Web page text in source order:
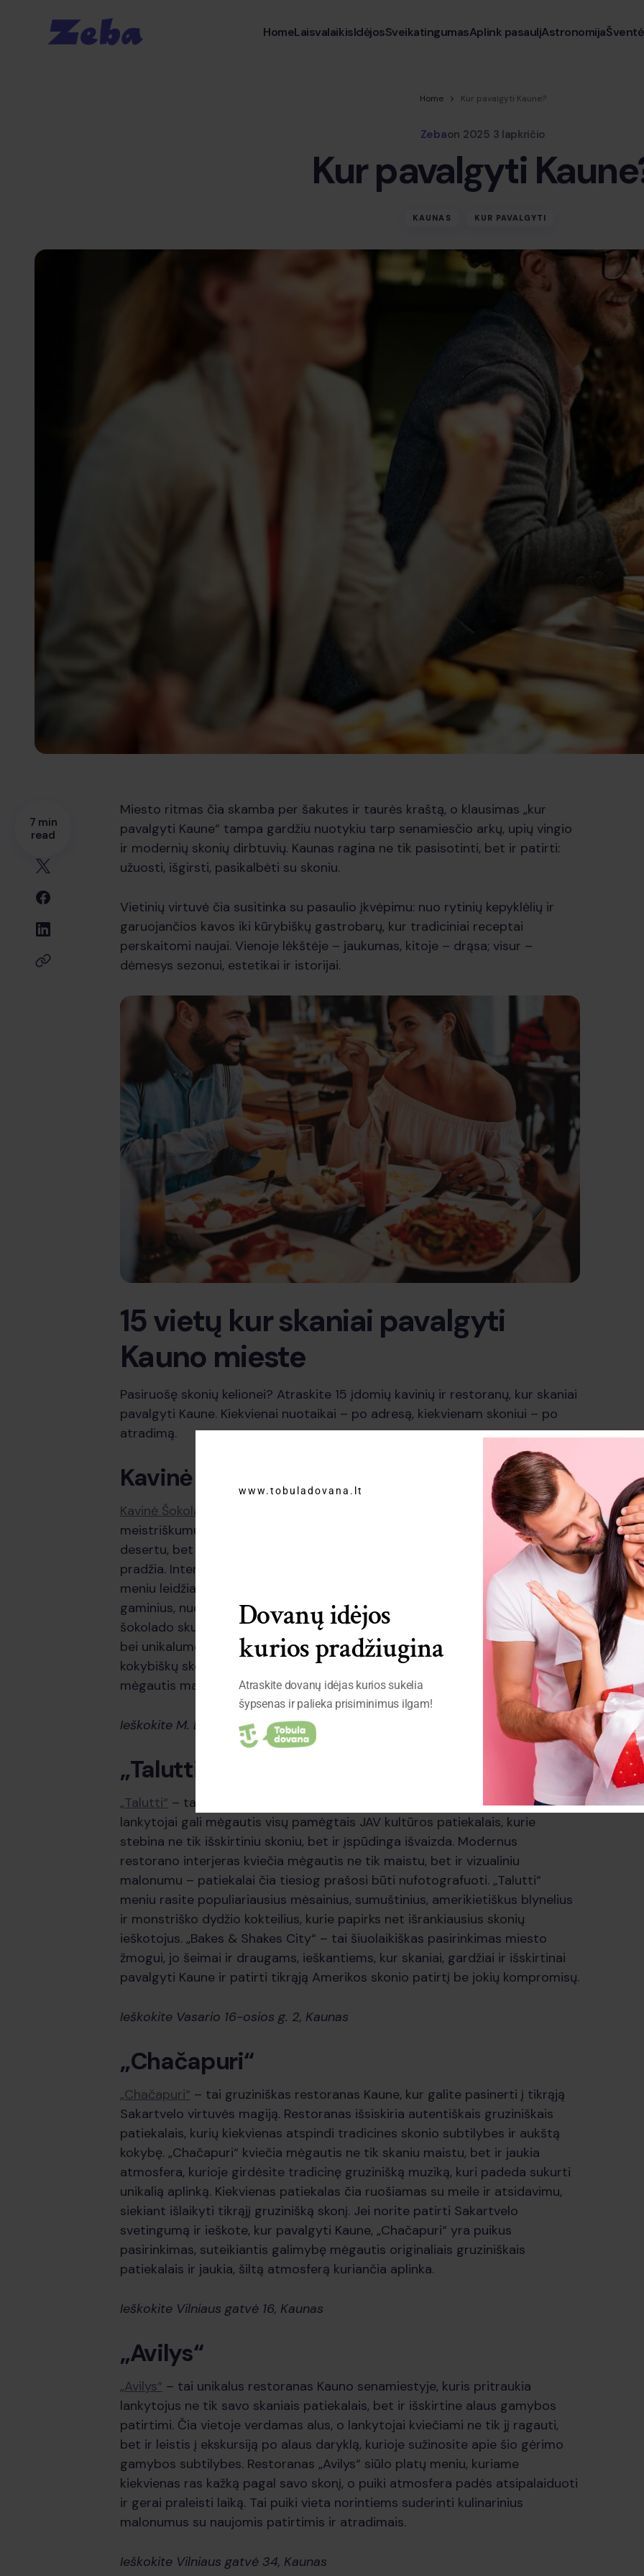
HomeLaisvalaikisIdėjosSveikatingumasAplink pasaulįAstronomija
Home Kur pavalgyti Kaune?
Zebaon 2025 3 lapkričio
Kur pavalgyti
KAUNAS KUR PAVALGYTI
7 min
read
Miesto ritmas čia skamba per šakutes ir taurės kraštą, o klausimas „kur
pavalgyti Kaune“ tampa gardžiu nuotykiu tarp senamiesčio arkų, upių vingio
ir modernių skonių dirbtuvių. Kaunas ragina ne tik pasisotinti, bet ir patirti:
užuosti, išgirsti, pasikalbėti su skoniu.
Vietinių virtuvė čia susitinka su pasaulio įkvėpimu: nuo rytinių kepyklėlių ir
garuojančios kavos iki kūrybiškų gastrobarų, kur tradiciniai receptai
perskaitomi naujai. Vienoje lėkštėje – jaukumas, kitoje – drąsa; visur –
dėmesys sezonui, estetikai ir istorijai.
15 vietų kur skaniai pavalgyti
Kauno mieste
Pasiruošę skonių kelionei? Atraskite 15 įdomių kavinių ir restoranų, kur skaniai
pavalgyti Kaune. Kiekvienai nuotaikai – po adresą, kiekvienam skoniui – po
atradimą.
Kavinė „Šokoladinė“
Kavinė Šokoladinė
Kauno senamiesčio gatvėse pasižymi šokolado
meistriškumu ir gurmaniška atmosfera. Joje šokoladas tampa ne tik maloniu
desertu, bet ir meniniu kūriniu, o kiekvienas apsilankymas – skanios kelionės
pradžia. Interjeras kviečia atsipalaiduoti, o reguliariai atnaujinamas maisto
meniu leidžia visiems atrasti naujų skonių. Čia rasite įvairiausius šokolado
gaminius, nuo rankų darbo saldainių su įvairiais užpildais iki prabangių
šokolado skulptūrų. „Šokoladinė” yra ne tik šokolado, bet ir puikaus maisto
bei unikalumo simbolis, pritraukiantis maisto mėgėjus iš visų kampų ieškoti
kokybiškų skonių ir autentiškos patirties. Tai vieta, kur galite leisti laiką,
mėgautis maistu ir jausti kavinės unikalumą.
Ieškokite M. Daukšos g. 48, 44269 Kaunas
„Talutti“
„Talutti“ – tai restoranas, atnešantis Amerikos skonį tiesiai į Kauno širdį. Čia
lankytojai gali mėgautis visų pamėgtais JAV kultūros patiekalais, kurie
stebina ne tik išskirtiniu skoniu, bet ir įspūdinga išvaizda. Modernus
restorano interjeras kviečia mėgautis ne tik maistu, bet ir vizualiniu
malonumu – patiekalai čia tiesiog prašosi būti nufotografuoti. „Talutti“
meniu rasite populiariausius mėsainius, sumuštinius, amerikietiškus blynelius
ir monstriško dydžio kokteilius, kurie papirks net išrankiausius skonių
ieškotojus. „Bakes & Shakes City“ – tai šiuolaikiškas pasirinkimas miesto
žmogui, jo šeimai ir draugams, ieškantiems, kur skaniai, gardžiai ir išskirtinai
pavalgyti Kaune ir patirti tikrąją Amerikos skonio patirtį be jokių kompromisų.
Ieškokite Vasario 16-osios g. 2, Kaunas
„Chačapuri“
„Chačapuri“ – tai gruziniškas restoranas Kaune, kur galite pasinerti į tikrąją
Sakartvelo virtuvės magiją. Restoranas išsiskiria autentiškais gruziniškais
patiekalais, kurių kiekvienas atspindi tradicines skonio subtilybes ir aukštą
kokybę. „Chačapuri“ kviečia mėgautis ne tik skaniu maistu, bet ir jaukia
atmosfera, kurioje girdėsite tradicinę gruzinišką muziką, kuri padeda sukurti
unikalią aplinką. Kiekvienas patiekalas čia ruošiamas su meile ir atsidavimu,
siekiant išlaikyti tikrąjį gruzinišką skonį. Jei norite patirti Sakartvelo
svetingumą ir ieškote, kur pavalgyti Kaune, „Chačapuri“ yra puikus
pasirinkimas, suteikiantis galimybę mėgautis originaliais gruziniškais
patiekalais ir jaukia, šiltą atmosferą kuriančia aplinka.
Ieškokite Vilniaus gatvė 16, Kaunas
„Avilys“
„Avilys“ – tai unikalus restoranas Kauno senamiestyje, kuris pritraukia
lankytojus ne tik savo skaniais patiekalais, bet ir išskirtine alaus gamybos
patirtimi. Čia vietoje verdamas alus, o lankytojai kviečiami ne tik jį ragauti,
bet ir leistis į ekskursiją po alaus daryklą, kurioje sužinosite apie šio gėrimo
gamybos subtilybes. Restoranas „Avilys“ siūlo platų meniu, kuriame
kiekvienas ras kažką pagal savo skonį, o puiki atmosfera padės atsipalaiduoti
ir gerai praleisti laiką. Tai puiki vieta norintiems suderinti kulinarinius
malonumus su naujomis patirtimis ir atradimais.
Ieškokite Vilniaus gatvė 34, Kaunas
www.tobuladovana.lt
Dovanų idėjos
kurios pradžiugina
Atraskite dovanų idėjas kurios sukelia
šypsenas ir palieka prisiminimus ilgam!